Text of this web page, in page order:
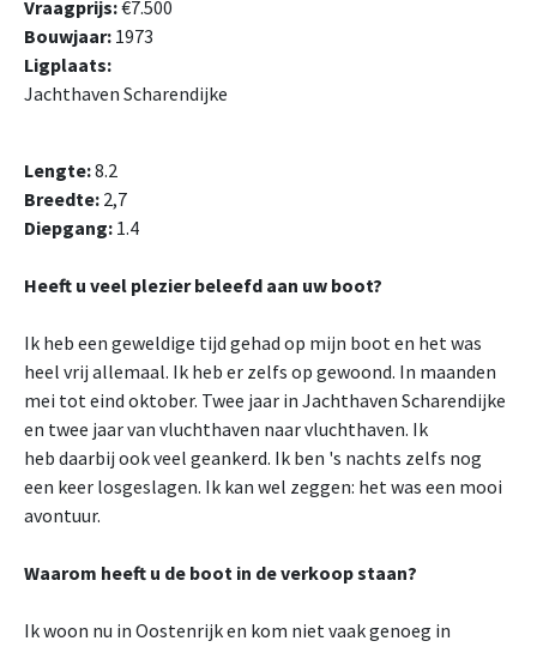
Vraagprijs:€7.500
Bouwjaar: 1973
Ligplaats:
Jachthaven Scharendijke
Lengte:8.2
Breedte: 2,7
Diepgang: 1.4
Heeft u veel plezier beleefd aan uw boot?
Ik heb een geweldige tijd gehad op mijn boot en het was
heel vrij allemaal. Ik heb er zelfs op gewoond. In maanden
mei tot eind oktober. Twee jaar in Jachthaven Scharendijke
en twee jaar van vluchthaven naar vluchthaven. Ik
heb daarbij ook veel geankerd. Ik ben 's nachts zelfs nog
een keer losgeslagen. Ik kan wel zeggen: het was een mooi
avontuur.
Waarom heeft u de boot in de verkoop staan?
Ik woon nu in Oostenrijk en kom niet vaak genoeg in